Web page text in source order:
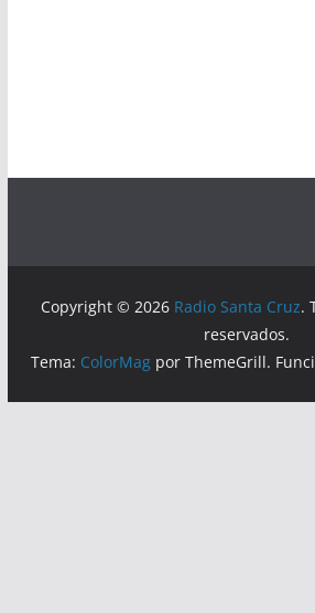
Copyright © 2026 Radio Santa Cruz.
reservados.
Tema: ColorMag por ThemeGrill.